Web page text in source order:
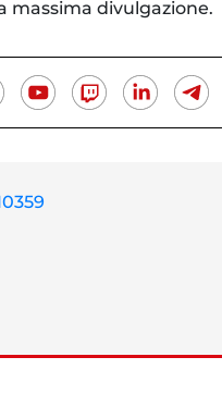
massima divulgazione.